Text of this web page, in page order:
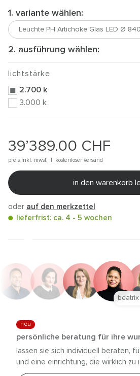
1. variante wählen:
2. ausführung wählen:
lichtstärke
2.700 k
3.000 k
39’389.00 CHF
preis inkl. mwst. | kostenloser versand
in den warenkorb
oder auf den merkzettel
lieferfrist: ca. 4 - 5 wochen
neu
persönliche beratung für ihre
lassen sie sich individuell beraten,
und eine einrichtung, die wirklich zu
beatrix kist